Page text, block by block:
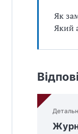
Як
Який